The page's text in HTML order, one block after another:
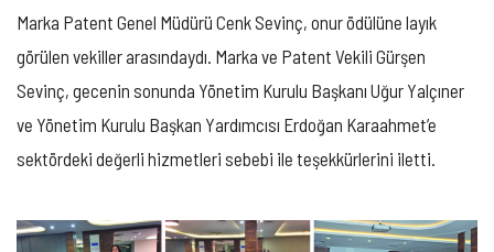
Marka Patent Genel Müdürü Cenk Sevinç, onur ödülüne layık
görülen vekiller arasındaydı. Marka ve Patent Vekili Gürşen
Sevinç, gecenin sonunda Yönetim Kurulu Başkanı Uğur Yalçıner
ve Yönetim Kurulu Başkan Yardımcısı Erdoğan Karaahmet’e
sektördeki değerli hizmetleri sebebi ile teşekkürlerini iletti.